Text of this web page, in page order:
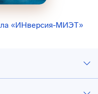
«ИНверсия-МИЭТ»